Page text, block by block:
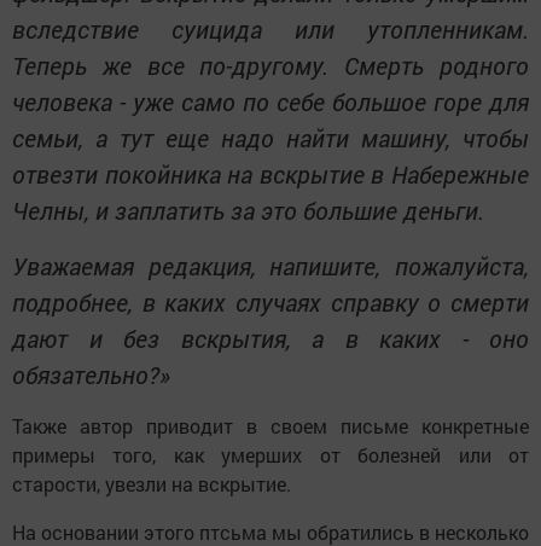
вследствие суицида или утопленникам.
Теперь же все по-другому. Смерть родного
человека - уже само по себе большое горе для
семьи, а тут еще надо найти машину, чтобы
отвезти покойника на вскрытие в Набережные
Челны, и заплатить за это большие деньги.
Уважаемая редакция, напишите, пожалуйста,
подробнее, в каких случаях справку о смерти
дают и без вскрытия, а в каких - оно
обязательно?»
Также автор приводит в своем письме конкретные
примеры того, как умерших от болезней или от
старости, увезли на вскрытие.
На основании этого птсьма мы обратились в несколько